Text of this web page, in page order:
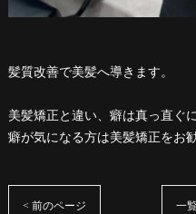
髪質改善で美髪へ導きます。
美髪矯正と違い、癖は真っ直ぐ
癖が気になる方は美髪矯正をお
< 前のページ 一